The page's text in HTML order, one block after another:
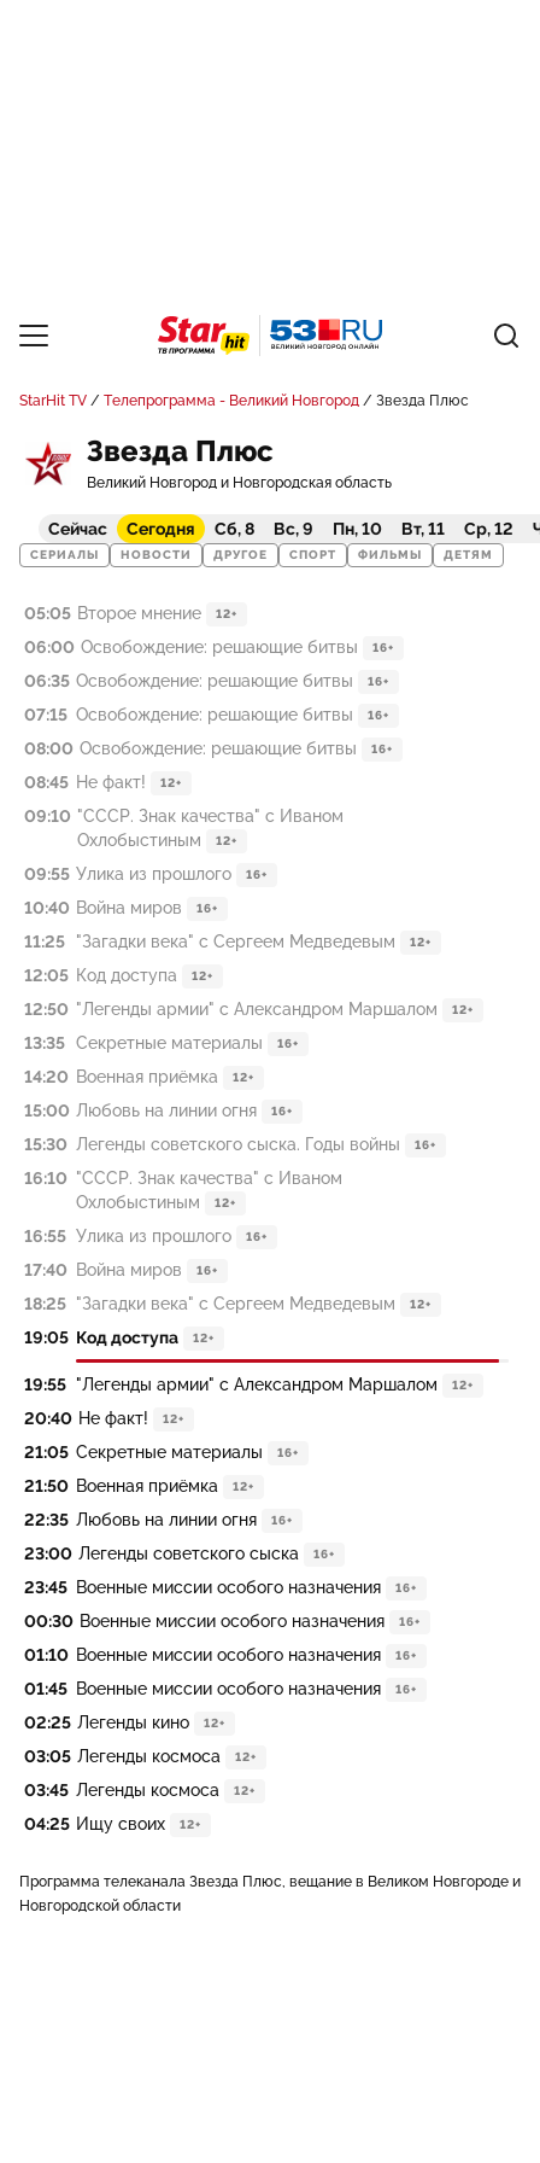
StarHit TV Телепрограмма - Великий Новгород Звезда Плюс
Звезда Плюс
Великий Новгород и Новгородская область
Сейчас Сегодня Сб, 8 Вс, 9 Пн, 10 Вт, 11 Ср, 12
СЕРИАЛЫ НОВОСТИ ДРУГОЕ СПОРТ ФИЛЬМЫ ДЕТЯМ
05:05 Второе мнение 12+
06:00 Освобождение: решающие битвы 16+
06:35 Освобождение: решающие битвы 16+
07:15 Освобождение: решающие битвы 16+
08:00 Освобождение: решающие битвы 16+
08:45 Не факт! 12+
09:10 "СССР. Знак качества" с Иваном
Охлобыстиным
12+
09:55 Улика из прошлого 16+
10:40 Война миров 16+
11:25 "Загадки века" с Сергеем Медведевым 12+
12:05 Код доступа 12+
12:50 "Легенды армии" с Александром Маршалом 12+
13:35 Секретные материалы 16+
14:20 Военная приёмка 12+
15:00 Любовь на линии огня 16+
15:30 Легенды советского сыска. Годы войны 16+
16:10 "СССР. Знак качества" с Иваном
Охлобыстиным
12+
16:55 Улика из прошлого 16+
17:40 Война миров 16+
18:25 "Загадки века" с Сергеем Медведевым 12+
19:05 Код доступа 12+
19:55 "Легенды армии" с Александром Маршалом 12+
20:40 Не факт! 12+
21:05 Секретные материалы 16+
21:50 Военная приёмка 12+
22:35 Любовь на линии огня 16+
23:00 Легенды советского сыска 16+
23:45 Военные миссии особого назначения 16+
00:30 Военные миссии особого назначения 16+
01:10 Военные миссии особого назначения 16+
01:45 Военные миссии особого назначения 16+
02:25 Легенды кино 12+
03:05 Легенды космоса 12+
03:45 Легенды космоса 12+
04:25 Ищу своих 12+
Программа телеканала Звезда Плюс, вещание в Великом Новгороде и
Новгородской области